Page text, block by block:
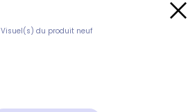
Visuel(s) du produit neuf